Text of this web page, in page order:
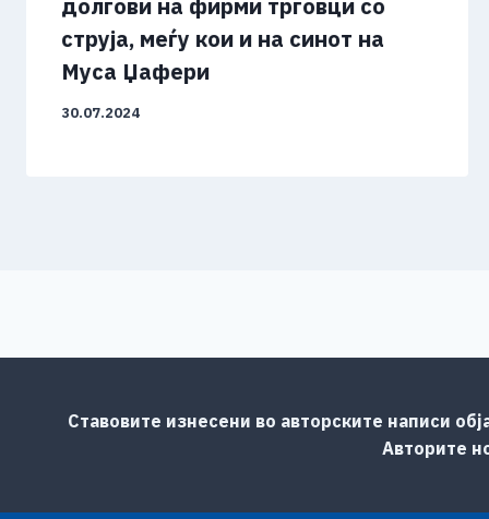
долгови на фирми трговци со
струја, меѓу кои и на синот на
Муса Џафери
30.07.2024
Ставовите изнесени во авторските написи
Авторите